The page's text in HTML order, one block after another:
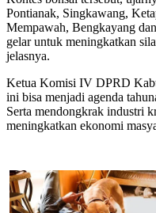
Pontianak, Singkawang,
Mempawah, Bengkayang
gelar untuk meningkatkan
jelasnya.
Ketua Komisi IV DPRD
ini bisa menjadi agenda
Serta mendongkrak industri
meningkatkan ekonomi